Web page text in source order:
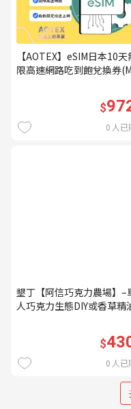
【AOTEX】eSIM日本10天
限高速網路吃到飽兌換券
$
0 人已
墾丁【阿信巧克力農場】–
人巧克力生態DIY或香草精
$
0 人已